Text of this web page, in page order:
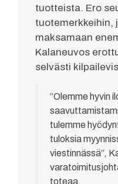
tuotteista. Ero
tuotemerkkeihin,
maksamaan
Kalaneuvos
selvästi
”Olemme hyvin
tulemme
tuloksia
viestinnässä”,
toteaa.